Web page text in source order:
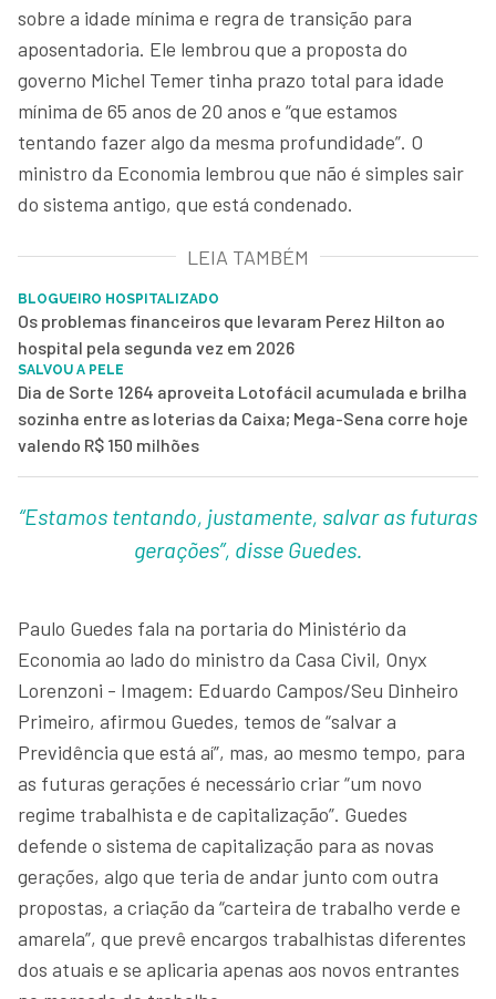
sobre a idade mínima e regra de transição para
aposentadoria. Ele lembrou que a proposta do
governo Michel Temer tinha prazo total para idade
mínima de 65 anos de 20 anos e “que estamos
tentando fazer algo da mesma profundidade”. O
ministro da Economia lembrou que não é simples sair
do sistema antigo, que está condenado.
LEIA TAMBÉM
BLOGUEIRO HOSPITALIZADO
Os problemas financeiros que levaram Perez Hilton ao
hospital pela segunda vez em 2026
SALVOU A PELE
Dia de Sorte 1264 aproveita Lotofácil acumulada e brilha
sozinha entre as loterias da Caixa; Mega-Sena corre hoje
valendo R$ 150 milhões
“Estamos tentando, justamente, salvar as futuras
gerações”, disse Guedes.
Paulo Guedes fala na portaria do Ministério da
Economia ao lado do ministro da Casa Civil, Onyx
Lorenzoni - Imagem: Eduardo Campos/Seu Dinheiro
Primeiro, afirmou Guedes, temos de “salvar a
Previdência que está aí”, mas, ao mesmo tempo, para
as futuras gerações é necessário criar “um novo
regime trabalhista e de capitalização”. Guedes
defende o sistema de capitalização para as novas
gerações, algo que teria de andar junto com outra
propostas, a criação da “carteira de trabalho verde e
amarela”, que prevê encargos trabalhistas diferentes
dos atuais e se aplicaria apenas aos novos entrantes